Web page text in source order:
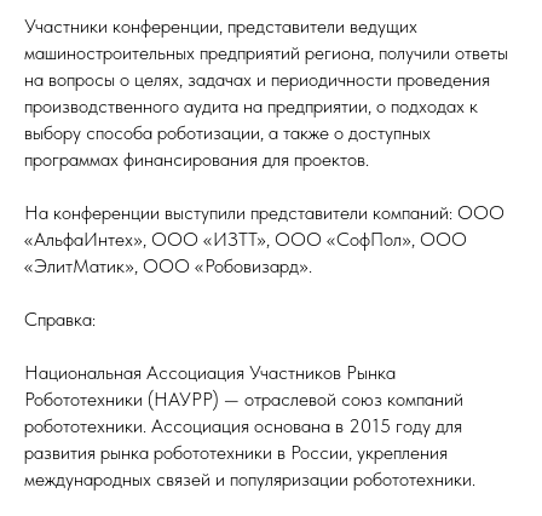
Участники конференции, представители ведущих
машиностроительных предприятий региона, получили ответы
на вопросы о целях, задачах и периодичности проведения
производственного аудита на предприятии, о подходах к
выбору способа роботизации, а также о доступных
программах финансирования для проектов.
На конференции выступили представители компаний: ООО
«АльфаИнтех», ООО «ИЗТТ», ООО «СофПол», ООО
«ЭлитМатик», ООО «Робовизард».
Справка:
Национальная Ассоциация Участников Рынка
Робототехники (НАУРР) — отраслевой союз компаний
робототехники. Ассоциация основана в 2015 году для
развития рынка робототехники в России, укрепления
международных связей и популяризации робототехники.